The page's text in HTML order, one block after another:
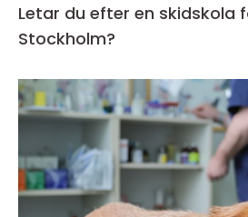
Letar du efter en skidskola
Stockholm?